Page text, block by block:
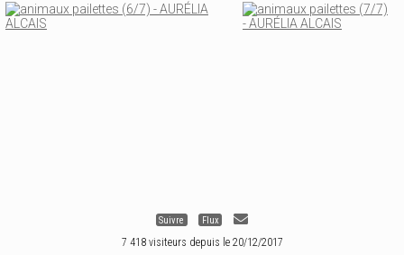
Suivre Flux
7 418 visiteurs depuis le 20/12/2017